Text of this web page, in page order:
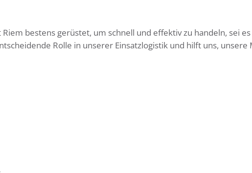
bestens gerüstet, um schnell und effektiv zu handeln, sei
Rolle in unserer Einsatzlogistik und hilft uns,